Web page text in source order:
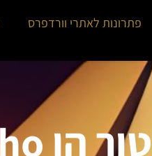
פתרונות לאתרי וורדפרס